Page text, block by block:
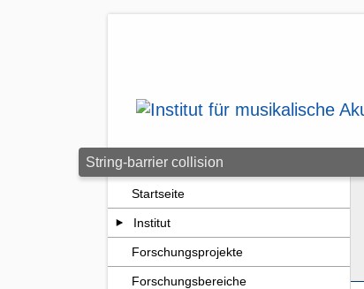
String-barrier collision
Startseite
Institut
Forschungsprojekte
Forschungsbereiche